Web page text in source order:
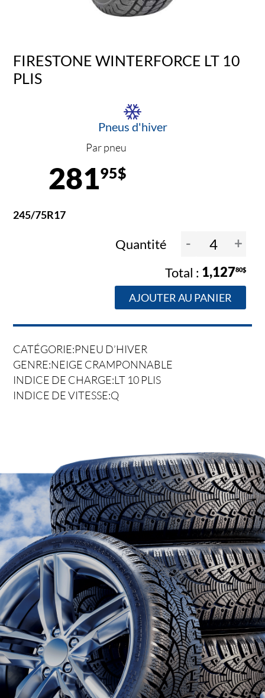
FIRESTONE WINTERFORCE LT 10
PLIS
Pneus d'hiver
Par pneu
28195$
245/75R17
Quantité - +
1,12780$
AJOUTER AU PANIER
CATÉGORIE:PNEU D’HIVER
GENRE:NEIGE CRAMPONNABLE
INDICE DE CHARGE:LT 10 PLIS
INDICE DE VITESSE:Q